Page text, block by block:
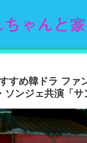
すめ韓ドラ ファ
ソンジェ共演「サ